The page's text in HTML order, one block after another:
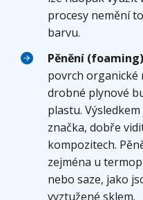
procesy nemění
barvu.
Pěnění (foaming)
povrch organické
drobné plynové
plastu.
značka, dobře
kompozitech.
zejména u
nebo saze, jako
vyztužené sklem.